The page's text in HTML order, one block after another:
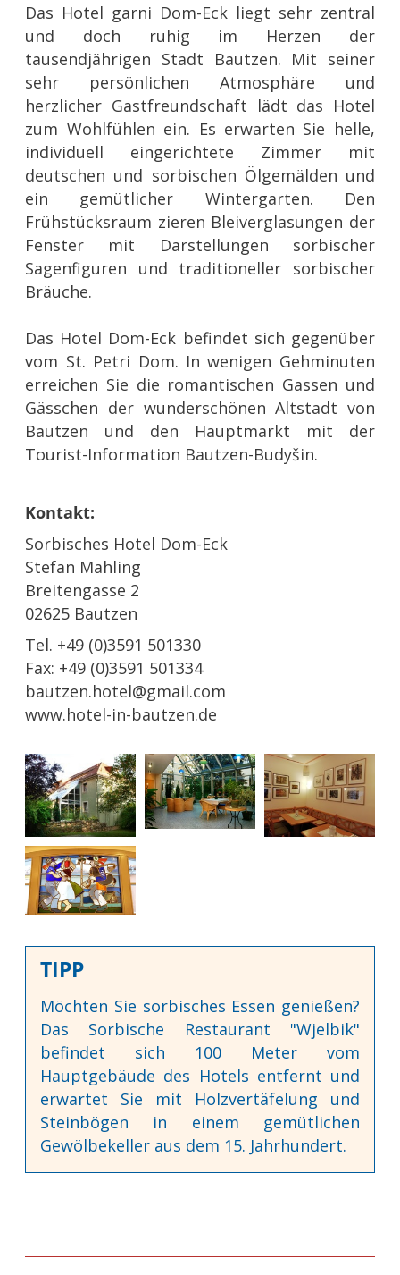
Das Hotel garni Dom-Eck liegt sehr zentral
und doch ruhig im Herzen der
tausendjährigen Stadt Bautzen. Mit seiner
sehr persönlichen Atmosphäre und
herzlicher Gastfreundschaft lädt das Hotel
zum Wohlfühlen ein. Es erwarten Sie helle,
individuell eingerichtete Zimmer mit
deutschen und sorbischen Ölgemälden und
ein gemütlicher Wintergarten. Den
Frühstücksraum zieren Bleiverglasungen der
Fenster mit Darstellungen sorbischer
Sagenfiguren und traditioneller sorbischer
Bräuche.
Das Hotel Dom-Eck befindet sich gegenüber
vom St. Petri Dom. In wenigen Gehminuten
erreichen Sie die romantischen Gassen und
Gässchen der wunderschönen Altstadt von
Bautzen und den Hauptmarkt mit der
Tourist-Information Bautzen-Budyšin.
Kontakt:
Sorbisches Hotel Dom-Eck
Stefan Mahling
Breitengasse 2
02625 Bautzen
Tel. +49 (0)3591 501330
Fax: +49 (0)3591 501334
bautzen.hotel@gmail.com
www.hotel-in-bautzen.de
TIPP
Möchten Sie sorbisches Essen genießen?
Das Sorbische Restaurant "Wjelbik"
befindet sich 100 Meter vom
Hauptgebäude des Hotels entfernt und
erwartet Sie mit Holzvertäfelung und
Steinbögen in einem gemütlichen
Gewölbekeller aus dem 15. Jahrhundert.